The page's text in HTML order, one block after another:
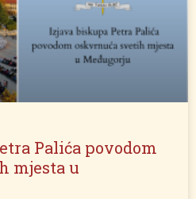
Palića povodom
mjesta u